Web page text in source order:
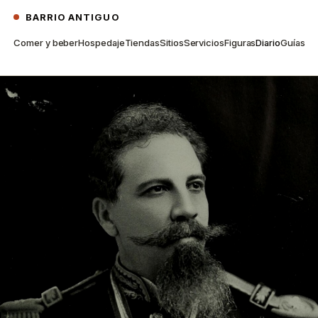
BARRIO ANTIGUO
Comer y beberHospedajeTiendasSitiosServiciosFigurasDiarioGuías